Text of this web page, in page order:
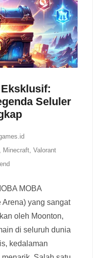
Seluler
, Minecraft, Valorant
MOBA
yang sangat
oleh Moonton,
di seluruh dunia
kedalaman